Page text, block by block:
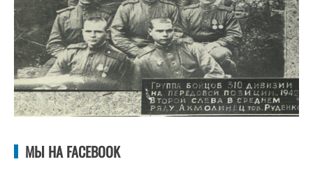
МЫ НА FACEBOOK